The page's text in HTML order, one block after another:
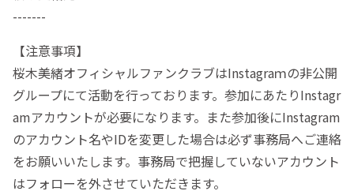
-------
【注意事項】
桜木美緒オフィシャルファンクラブはInstagraｍの非公開
グループにて活動を行っております。参加にあたりInstagr
amアカウントが必要になります。また参加後にInstagram
のアカウント名やIDを変更した場合は必ず事務局へご連絡
をお願いいたします。事務局で把握していないアカウント
はフォローを外させていただきます。